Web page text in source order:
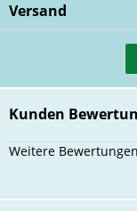
Versand
Kunden
Weitere